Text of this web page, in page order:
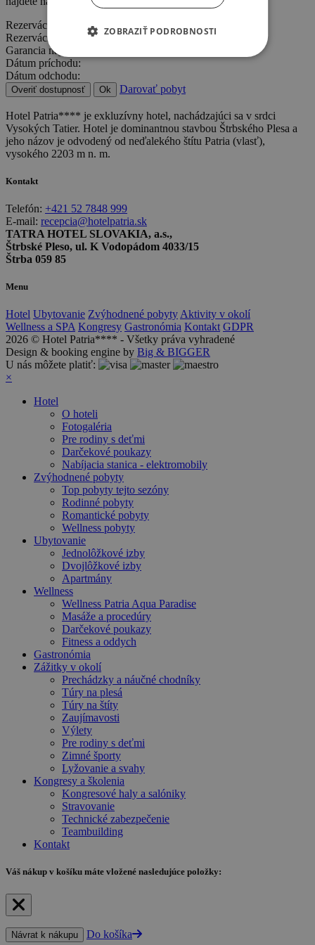
Rezervácia online
Rezervácia online
Garancia najnižšej ceny
Dátum príchodu:
Dátum odchodu:
Overiť dostupnosť Ok Darovať pobyt
Hotel Patria**** je exkluzívny hotel, nachádzajúci sa v srdci
Vysokých Tatier. Hotel je dominantnou stavbou Štrbského Plesa a
jeho názov je odvodený od neďalekého štítu Patria (vlasť),
vysokého 2203 m n. m.
Kontakt
Telefón: +421 52 7848 999
E-mail: recepcia@hotelpatria.sk
TATRA HOTEL SLOVAKIA, a.s.,
Štrbské Pleso, ul. K Vodopádom 4033/15
Štrba 059 85
Menu
Hotel Ubytovanie Zvýhodnené pobyty Aktivity v okolí
Wellness a SPA Kongresy Gastronómia Kontakt GDPR
2026 © Hotel Patria**** - Všetky práva vyhradené
Design & booking engine by Big & BIGGER
U nás môžete platiť:
×
Hotel
O hoteli
Fotogaléria
Pre rodiny s deťmi
Darčekové poukazy
Nabíjacia stanica - elektromobily
Zvýhodnené pobyty
Top pobyty tejto sezóny
Rodinné pobyty
Romantické pobyty
Wellness pobyty
Ubytovanie
Jednolôžkové izby
Dvojlôžkové izby
Apartmány
Wellness
Wellness Patria Aqua Paradise
Masáže a procedúry
Darčekové poukazy
Fitness a oddych
Gastronómia
Zážitky v okolí
Prechádzky a náučné chodníky
Túry na plesá
Túry na štíty
Zaujímavosti
Výlety
Pre rodiny s deťmi
Zimné športy
Lyžovanie a svahy
Kongresy a školenia
Kongresové haly a salóniky
Stravovanie
Technické zabezpečenie
Teambuilding
Kontakt
Váš nákup v košíku máte vložené nasledujúce položky:
Návrat k nákupu Do košíka
ZOBRAZIŤ PODROBNOSTI